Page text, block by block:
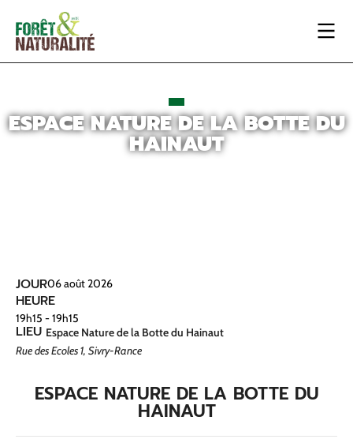
ESPACE NATURE DE LA BOTTE DU
HAINAUT
JOUR06août2026
HEURE
19h15 - 19h15
LIEU Espace Nature de la Botte du Hainaut
Rue des Ecoles 1, Sivry-Rance
ESPACE NATURE DE LA BOTTE DU
HAINAUT